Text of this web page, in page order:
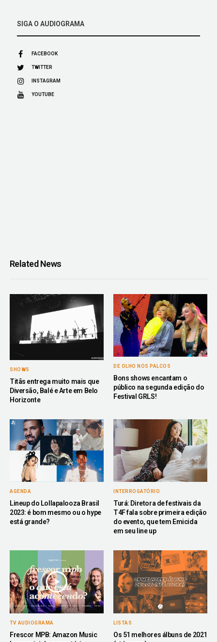
SIGA O AUDIOGRAMA
FACEBOOK
TWITTER
INSTAGRAM
YOUTUBE
Related News
SHOWS
Titãs entrega muito mais que
Diversão, Balé e Arte em Belo
Horizonte
DE OLHO NOS PALCOS
Bons shows encantam o
público na segunda edição do
Festival GRLS!
AGENDA
Lineup do Lollapalooza Brasil
2023: é bom mesmo ou o hype
está grande?
INTERROGATÓRIO
Turá: Diretora de festivais da
T4F fala sobre primeira edição
do evento, que tem Emicida
em seu line up
TV AUDIOGRAMA
Frescor MPB: Amazon Music
LISTAS
Os 51 melhores álbuns de 2021